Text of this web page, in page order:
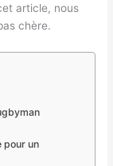
article, nous
chère.
pour un